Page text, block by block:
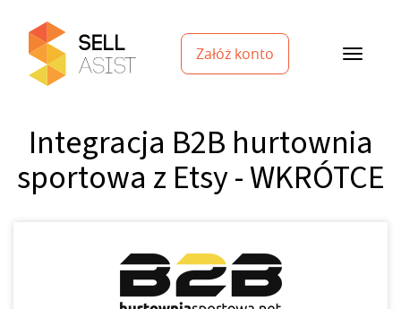
Załóż konto
Integracja B2B hurtownia
sportowa z Etsy - WKRÓTCE